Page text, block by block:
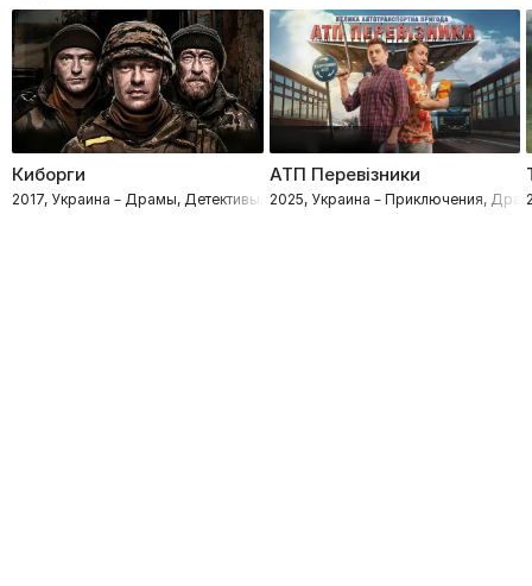
Киборги
2017, Украина – Драмы, Детективы, Боевики, Военные, Исторические
АТП Перевізники
2025, Украина – Приключения,